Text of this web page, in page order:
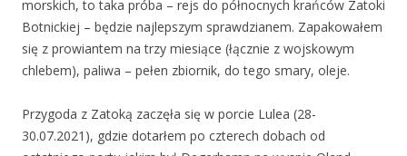
morskich, to taka próba – rejs do północnych krańców Zatoki
Botnickiej – będzie najlepszym sprawdzianem. Zapakowałem
się z prowiantem na trzy miesiące (łącznie z wojskowym
chlebem), paliwa – pełen zbiornik, do tego smary, oleje.
Przygoda z Zatoką zaczęła się w porcie Lulea (28-
30.07.2021), gdzie dotarłem po czterech dobach od